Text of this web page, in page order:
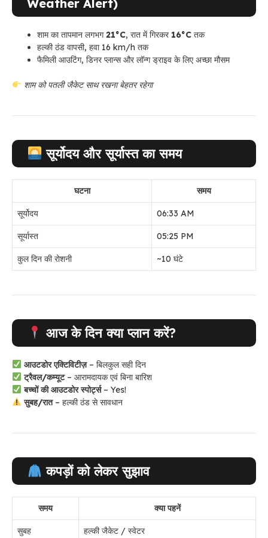
Weather Alert)
शाम का तापमान लगभग21°C, रात में गिरकर 16°C तक
हल्की ठंड वापसी, हवा 16 km/h तक
फैमिली आउटिंग, डिनर प्लान्स और लॉन्ग ड्राइव के लिए अच्छा मौसम
शाम को पतली जैकेट साथ रखना बेहतर रहेगा
सूर्योदय और सूर्यास्त का समय
घटना समय
सूर्योदय 06:33 AM
सूर्यास्त 05:25 PM
कुल दिन की रोशनी ~10 घंटे
आज के दिन क्या प्लान करें?
आउटडोर एक्टिविटीज़– बिलकुल सही दिन
ट्रैवल/कम्यूट– आरामदायक एवं बिना बारिश
बच्चों की आउटडोर स्पोर्ट्स– Yes!
सुबह/रात– हल्की ठंड से सावधान
कपड़ों को लेकर सुझाव
समय क्या पहनें
सुबह हल्की जैकेट / स्वेटर